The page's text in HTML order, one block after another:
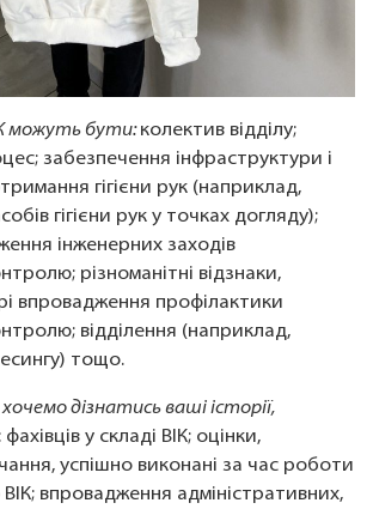
можуть бути:колектив відділу;
забезпечення інфраструктури і
гігієни рук (наприклад,
гігієни рук у точках догляду);
інженерних заходів
різноманітні відзнаки,
впровадження профілактики
відділення (наприклад,
тощо.
дізнатись ваші історії,
у складі ВІК; оцінки,
успішно виконані за час роботи
впровадження адміністративних,